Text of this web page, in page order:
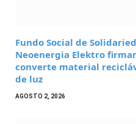
Fundo Social de
Neoenergia Elektro
converte material
de luz
AGOSTO 2, 2026